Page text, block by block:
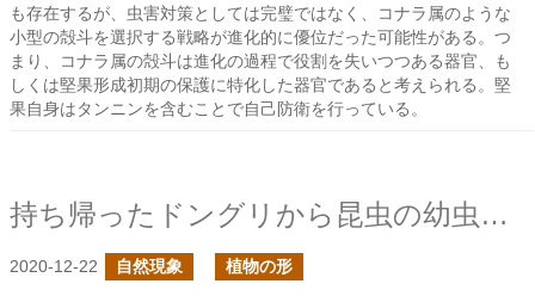
も存在するが、虫害対策としては完璧ではなく、コナラ属のような
小型の殻斗を選択する戦略が進化的に優位だった可能性がある。つ
まり、コナラ属の殻斗は進化の過程で役割を失いつつある器官、も
しくは堅果形成初期の保護に特化した器官であると考えられる。堅
果自身はタンニンを含むことで自己防衛を行っている。
持ち帰ったドングリから昆虫の幼虫が出てきたよ
2020-12-22 自然現象 植物の形